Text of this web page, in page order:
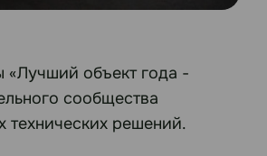
«Лучший объект года -
сообщества
технических решений.